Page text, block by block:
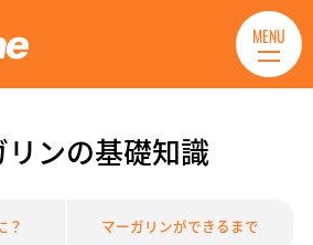
MENU
リンの基礎知識
？ マーガリンができるまで